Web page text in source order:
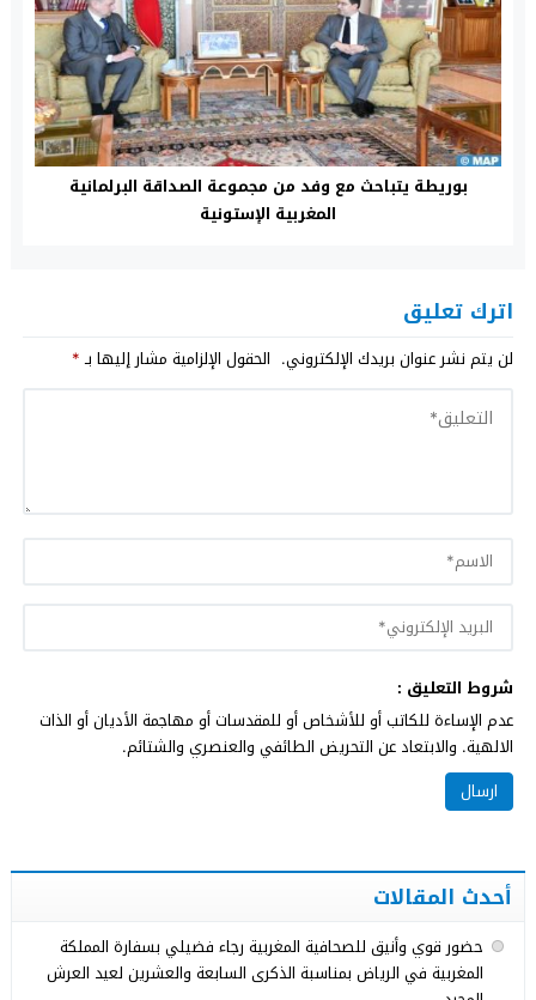
بوريطة يتباحث مع وفد من مجموعة الصداقة البرلمانية
المغربية الإستونية
اترك تعليق
لن يتم نشر عنوان بريدك الإلكتروني. الحقول الإلزامية مشار إليها بـ*
شروط التعليق :
عدم الإساءة للكاتب أو للأشخاص أو للمقدسات أو مهاجمة الأديان أو الذات
الالهية. والابتعاد عن التحريض الطائفي والعنصري والشتائم.
أحدث المقالات
حضور قوي وأنيق للصحافية المغربية رجاء فضيلي بسفارة المملكة
المغربية في الرياض بمناسبة الذكرى السابعة والعشرين لعيد العرش